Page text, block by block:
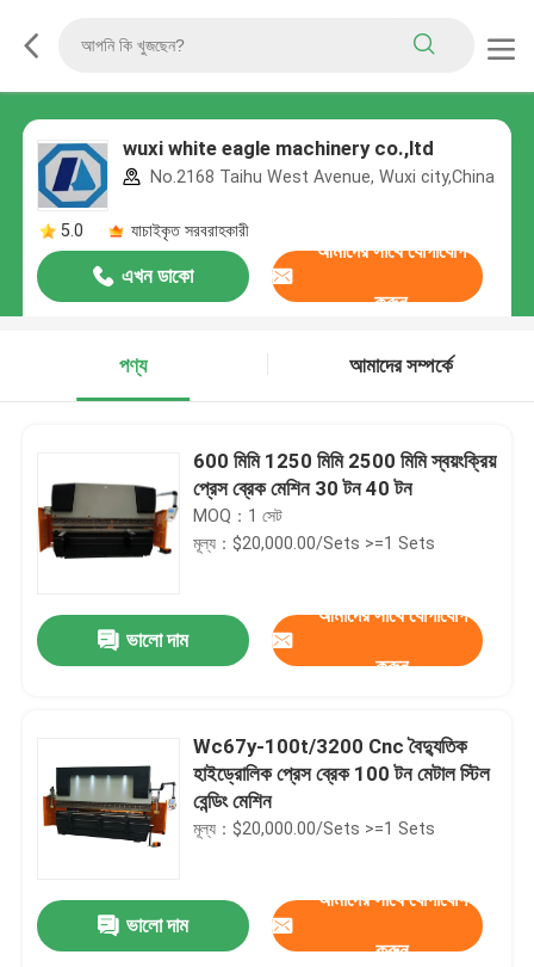
wuxi white eagle machinery co.,ltd
No.2168 Taihu West Avenue, Wuxi city,China
5.0 যাচাইকৃত সরবরাহকারী
এখন ডাকো
আমাদের সাথে যোগাযোগ
করুন
পণ্য আমাদের সম্পর্কে
600 মিমি 1250 মিমি 2500 মিমি স্বয়ংক্রিয়
প্রেস ব্রেক মেশিন 30 টন 40 টন
MOQ：1 সেট
মূল্য：$20,000.00/Sets >=1 Sets
ভালো দাম
আমাদের সাথে যোগাযোগ
করুন
Wc67y-100t/3200 Cnc বৈদ্যুতিক
হাইড্রোলিক প্রেস ব্রেক 100 টন মেটাল স্টিল
বেন্ডিং মেশিন
মূল্য：$20,000.00/Sets >=1 Sets
ভালো দাম
আমাদের সাথে যোগাযোগ
করুন